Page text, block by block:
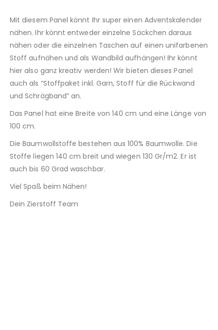
Mit diesem Panel könnt Ihr super einen Adventskalender
nähen. Ihr könnt entweder einzelne Säckchen daraus
nähen oder die einzelnen Taschen auf einen unifarbenen
Stoff aufnähen und als Wandbild aufhängen! Ihr könnt
hier also ganz kreativ werden! Wir bieten dieses Panel
auch als “Stoffpaket inkl. Garn, Stoff für die Rückwand
und Schrägband” an.
Das Panel hat eine Breite von 140 cm und eine Länge von
100 cm.
Die Baumwollstoffe bestehen aus 100% Baumwolle. Die
Stoffe liegen 140 cm breit und wiegen 130 Gr/m2. Er ist
auch bis 60 Grad waschbar.
Viel Spaß beim Nähen!
Dein Zierstoff Team